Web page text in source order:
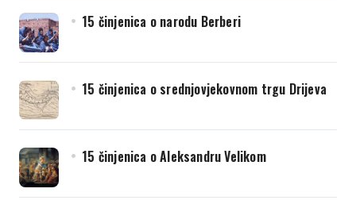
15 činjenica o narodu Berberi
15 činjenica o srednjovjekovnom trgu Drijeva
15 činjenica o Aleksandru Velikom